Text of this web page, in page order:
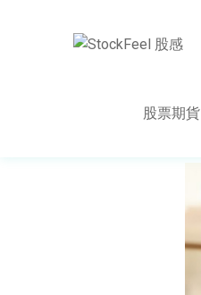
股票期貨